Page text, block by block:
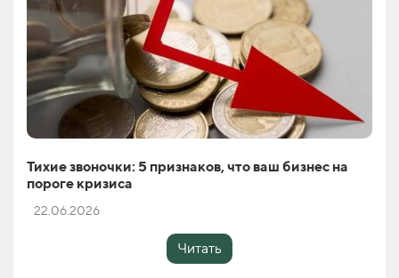
Тихие звоночки: 5 признаков, что ваш бизнес на
пороге кризиса
22.06.2026
Читать